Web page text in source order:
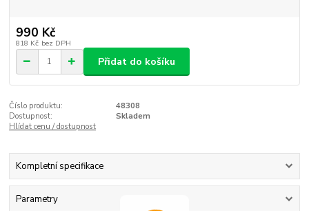
990 Kč
818 Kč bez DPH
Přidat do košíku
Číslo produktu:
48308
Dostupnost:
Skladem
Hlídat cenu / dostupnost
Kompletní specifikace
Parametry